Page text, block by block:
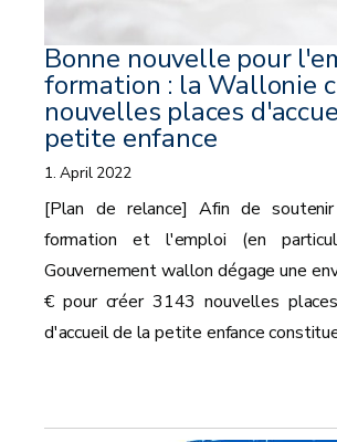
Bonne nouvelle pour
formation : la Wallonie
nouvelles places
petite enfance
1. April 2022
[Plan de relance] Afin de
formation et l'emploi (en
Gouvernement wallon dégage une
€ pour créer 3143 nouvelles
d'accueil de la petite enfance